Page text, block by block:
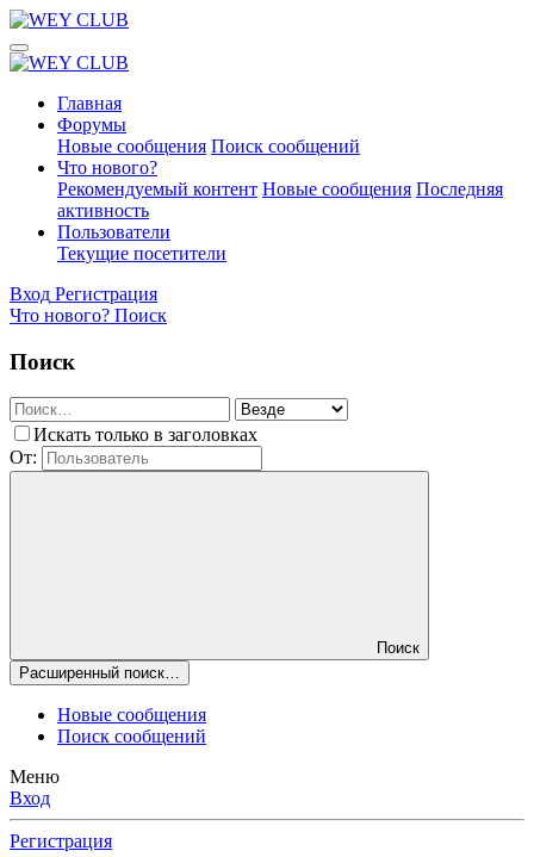
Главная
Форумы
Новые сообщения Поиск сообщений
Что нового?
Рекомендуемый контент Новые сообщения Последняя
активность
Пользователи
Текущие посетители
Вход Регистрация
Что нового? Поиск
Поиск
Искать только в заголовках
От:
Поиск
Расширенный поиск…
Новые сообщения
Поиск сообщений
Меню
Вход
Регистрация